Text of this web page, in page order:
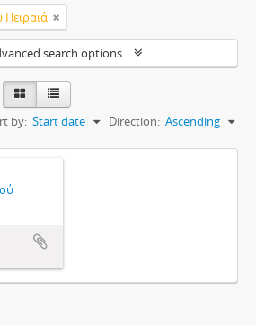
Πειραιά
search options
by: Start date Direction: Ascending